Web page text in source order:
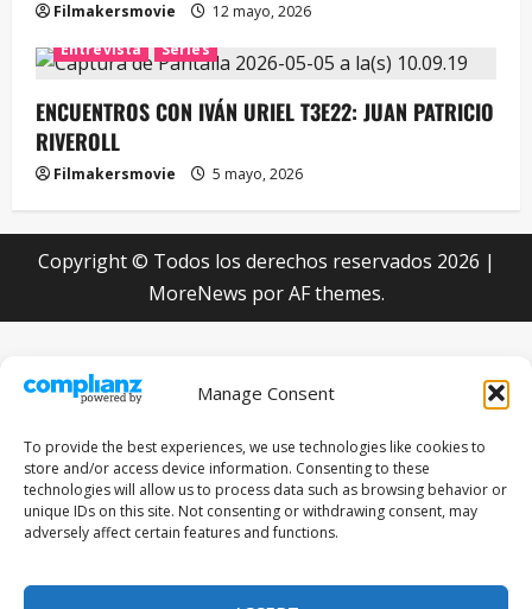
Manage Consent
To provide the best experiences, we use technologies like cookies to
store and/or access device information. Consenting to these
technologies will allow us to process data such as browsing behavior or
unique IDs on this site. Not consenting or withdrawing consent, may
adversely affect certain features and functions.
Filmakersmovie
12 mayo, 2026
Entrevista
Series
ENCUENTROS CON IVÁN URIEL T3E22: JUAN PATRICIO
RIVEROLL
Filmakersmovie 5 mayo, 2026
Copyright © Todos los derechos reservados 2026 |
MoreNews por AF themes.